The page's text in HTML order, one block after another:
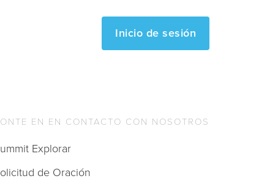
Inicio de sesión
EN EN CONTACTO CON NOSOTROS
Explorar
de Oración